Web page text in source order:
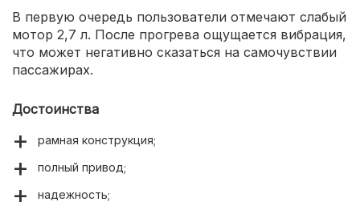
В первую очередь пользователи отмечают слабый
мотор 2,7 л. После прогрева ощущается вибрация,
что может негативно сказаться на самочувствии
пассажирах.
Достоинства
рамная конструкция;
полный привод;
надежность;